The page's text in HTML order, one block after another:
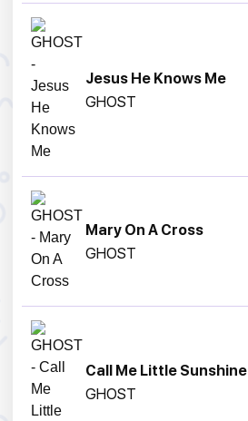
Jesus He Knows Me
GHOST
Mary On A Cross
GHOST
Call Me Little Sunshine
GHOST